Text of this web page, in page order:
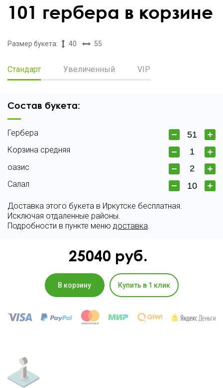
101 гербера в корзине
Размер букета: 40 55
Стандарт Увеличенный VIP
Состав букета:
Гербера
Корзина средняя
оазис
Салал
Доставка этого букета в Иркутске бесплатная.
Исключая отдаленные районы.
Подробности в пункте меню доставка.
25040 руб.
В корзину Купить в 1 клик